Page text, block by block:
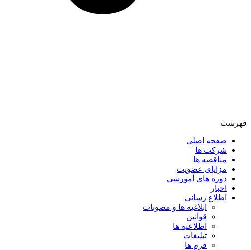
فهرست
صفحه اصلی
شرکت ها
مناقصه ها
مزایای عضویت
دوره های آموزشی
اخبار
اطلاع رسانی
ابلاغیه ها و مصوبات
قوانین
اطلاعیه ها
تبلیغات
فرم ها